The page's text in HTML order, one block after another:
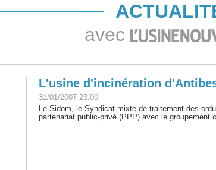
avec
L'usine d'incinération
31/01/2007 23:00
Le Sidom, le Syndicat mixte de traitement des
partenariat public-privé (PPP) avec le groupement